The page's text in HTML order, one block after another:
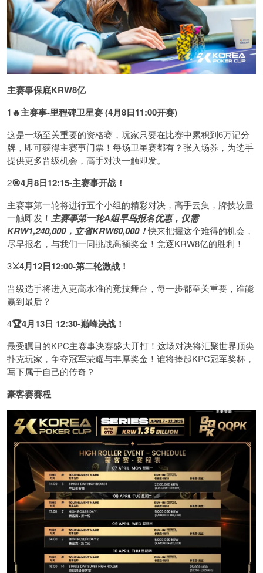
主赛事保底KRW8亿
1🔥主赛事-里程碑卫星赛 (4月8日11:00开赛)
这是一场至关重要的资格赛，玩家只要在比赛中累积到6万记分
牌，即可获得主赛事门票！每场卫星赛都有？张入场券，为选手
提供更多晋级机会，高手对决一触即发。
2🎯4月8日12:15-主赛事开战！
主赛事第一轮将进行五个小组的精彩对决，高手云集，牌技较量
一触即发！ 主赛事第一轮A组早鸟报名优惠，仅需
KRW1,240,000，立省KRW60,000！快来把握这个难得的机会，
尽早报名，与我们一同挑战高额奖金！竞逐KRW8亿的胜利！
3⚔️4月12日12:00-第二轮激战！
晋级选手将进入更高水准的竞技舞台，每一步都至关重要，谁能
赢到最后？
4🏆4月13日 12:30-巅峰决战！
最受瞩目的KPC主赛事决赛盛大开打！这场对决将汇聚世界顶尖
扑克玩家，争夺冠军荣耀与丰厚奖金！谁将捧起KPC冠军奖杯，
写下属于自己的传奇？
豪客赛赛程